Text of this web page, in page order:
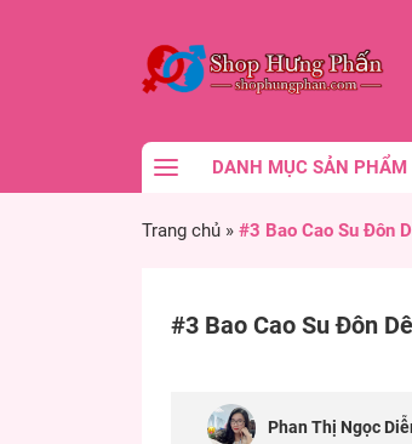
DANH MỤC SẢN PHẨM
Trang chủ » #3 Bao Cao Su Đôn
#3 Bao Cao Su Đôn
Phan Thị Ngọc